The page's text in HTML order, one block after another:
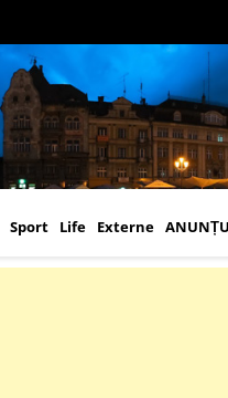
Sport Life Externe